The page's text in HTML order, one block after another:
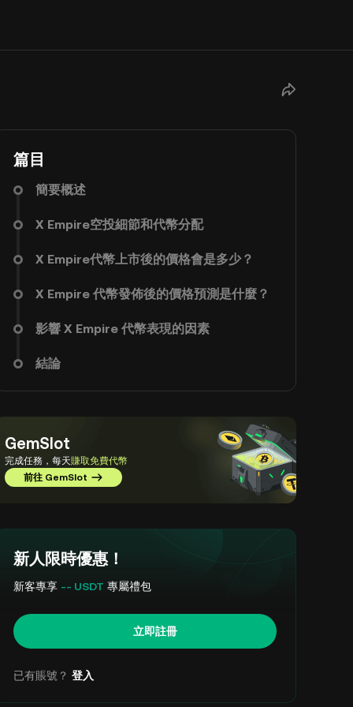
篇目
簡要概述
X Empire空投細節和代幣分配
X Empire代幣上市後的價格會是多少？
X Empire 代幣發佈後的價格預測是什麼？
影響 X Empire 代幣表現的因素
結論
GemSlot
完成任務，每天賺取免費代幣
前往 GemSlot
新人限時優惠！
新客專享 -- USDT 專屬禮包
立即註冊
已有賬號？ 登入